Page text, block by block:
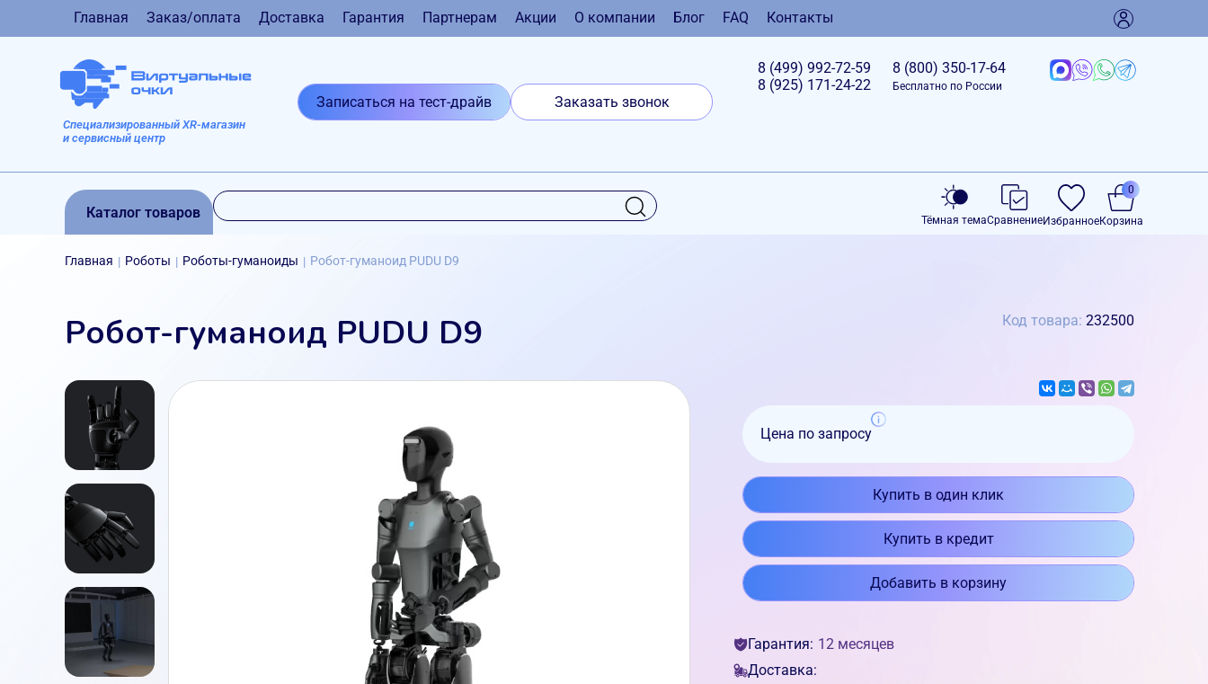
Главная Заказ/оплата Доставка Гарантия Партнерам Акции О компании Блог FAQ Контакты
Специализированный XR-магазин
и сервисный центр
Записаться на тест-драйв Заказать звонок
8 (499) 992-72-59
8 (925) 171-24-22
8 (800) 350-17-64
Бесплатно по России
Каталог товаров Тёмная темаСравнениеИзбранноеКорзина
0
Главная | Роботы | Роботы-гуманоиды | Робот-гуманоид PUDU D9
Робот-гуманоид PUDU D9 Код товара: 232500
Цена по запросу
Купить в один клик
Купить в кредит
Добавить в корзину
Гарантия: 12 месяцев
Доставка: